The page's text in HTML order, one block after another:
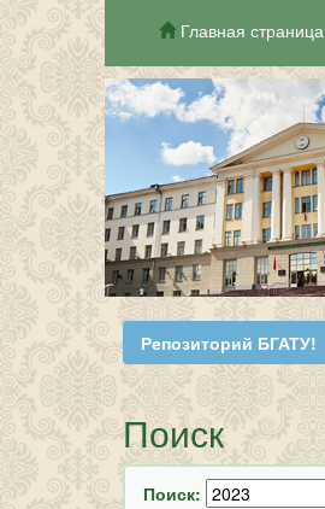
Skip
navigation
Главная страница
Репозиторий БГАТУ!
Поиск
Поиск: